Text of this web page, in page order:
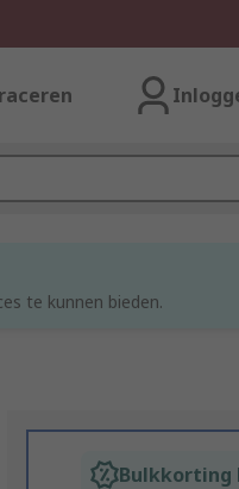
te kunnen bieden.
Bulkkorting